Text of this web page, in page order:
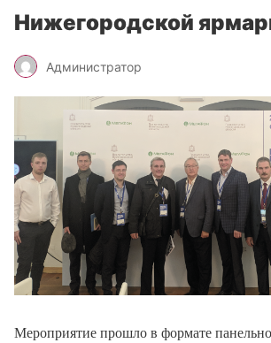
Нижегородской
Администратор
Мероприятие прошло в формате